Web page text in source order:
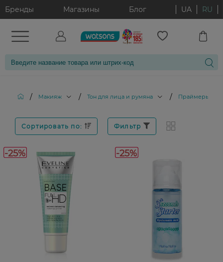
Бренды Магазины Блог UA RU
/ Макияж / Тон для лица и румяна / Праймеры
Сортировать по: Фильтр
-25% -25%